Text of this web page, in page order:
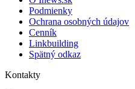
Podmienky
Ochrana osobných údajov
Cenník
Linkbuilding
Spätný odkaz
Kontakty